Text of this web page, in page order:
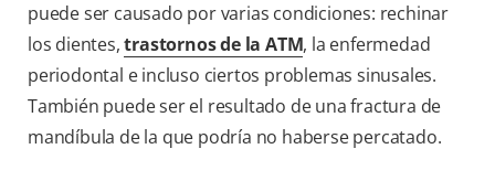
puede ser causado por varias condiciones: rechinar
los dientes,trastornos de la ATM, la enfermedad
periodontal e incluso ciertos problemas sinusales.
También puede ser el resultado de una fractura de
mandíbula de la que podría no haberse percatado.